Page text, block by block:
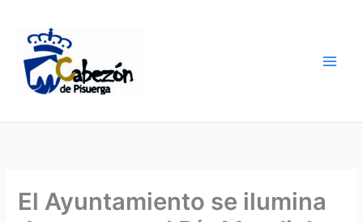
contenido
El Ayuntamiento se ilumina